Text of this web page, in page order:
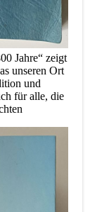
Jahre“ zeigt
unseren Ort
und
für alle, die